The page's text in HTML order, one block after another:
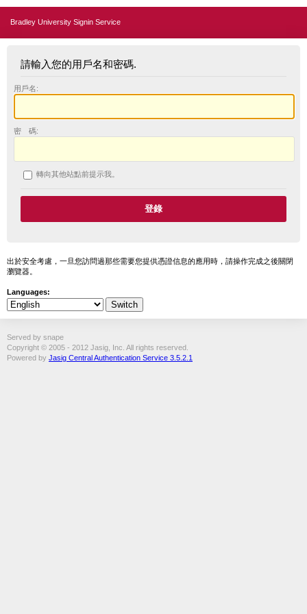
Bradley University Signin Service
請輸入您的用戶名和密碼.
用戶名:
密 碼:
轉向其他站點前提示我。
出於安全考慮，一旦您訪問過那些需要您提供憑證信息的應用時，請操作完成之後關閉
瀏覽器。
Languages:
Served by snape
Copyright © 2005 - 2012 Jasig, Inc. All rights reserved.
Powered by Jasig Central Authentication Service 3.5.2.1